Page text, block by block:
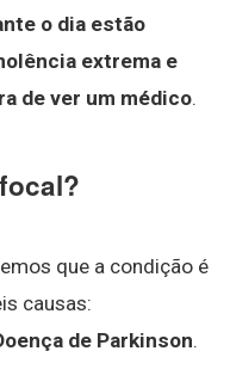
o dia estão
extrema e
de ver um médico.
que a condição é
causas:
de Parkinson.